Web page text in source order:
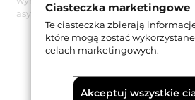
asymetryczną.
Ciasteczka marketingowe
Te ciasteczka zbierają
które mogą zostać
celach marketingowych.
Akceptuj wszystkie